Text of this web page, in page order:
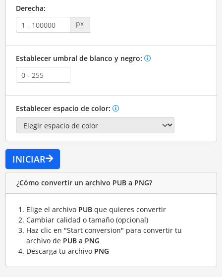
Derecha:
px
Establecer umbral de blanco y negro:
Establecer espacio de color:
INICIAR
¿Cómo convertir un archivo PUB a PNG?
Elige el archivo PUBque quieres convertir
Cambiar calidad o tamaño (opcional)
Haz clic en "Start conversion" para convertir tu
archivo de PUB a PNG
Descarga tu archivo PNG